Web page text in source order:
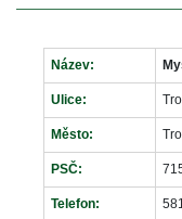
Název:
Ulice:
Město:
PSČ:
Telefon: